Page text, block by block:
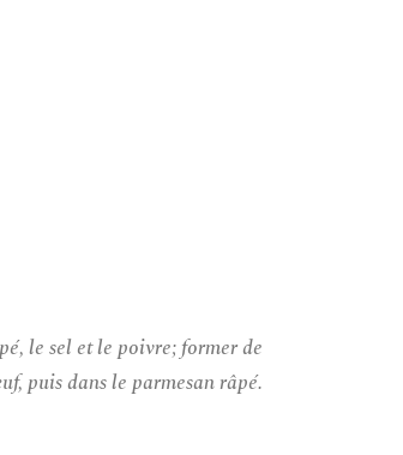
le sel et le poivre; former de
puis dans le parmesan râpé.